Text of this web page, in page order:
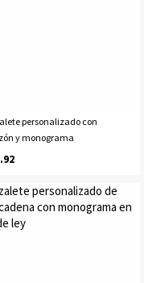
personalizado con
y monograma